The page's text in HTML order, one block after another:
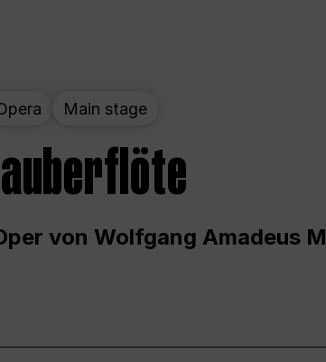
Main stage
von Wolfgang Amadeus